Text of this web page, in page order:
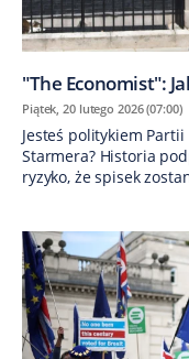
"The Economist":
Piątek, 20 lutego 2026 (07:00)
Jesteś politykiem
Starmera? Historia
ryzyko, że spisek